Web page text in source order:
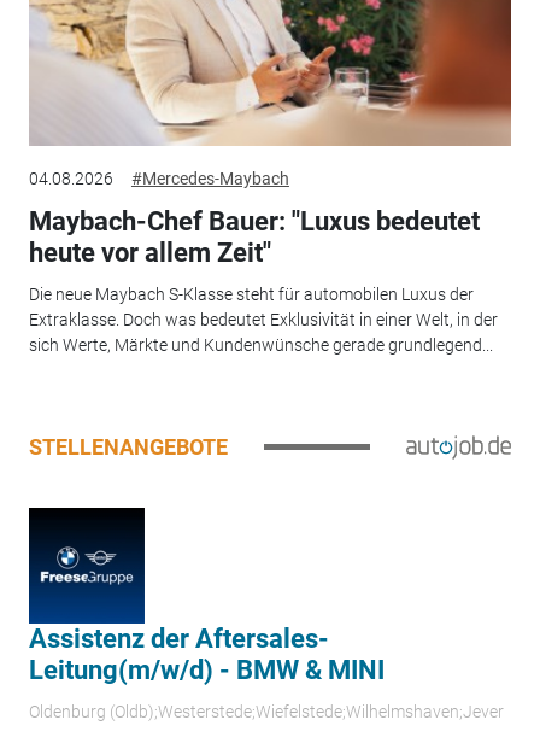
04.08.2026 #Mercedes-Maybach
Maybach-Chef Bauer: "Luxus bedeutet
heute vor allem Zeit"
Die neue Maybach S-Klasse steht für automobilen Luxus der
Extraklasse. Doch was bedeutet Exklusivität in einer Welt, in der
sich Werte, Märkte und Kundenwünsche gerade grundlegend...
STELLENANGEBOTE
Assistenz der Aftersales-
Leitung(m/w/d) - BMW & MINI
Oldenburg (Oldb);Westerstede;Wiefelstede;Wilhelmshaven;Jever